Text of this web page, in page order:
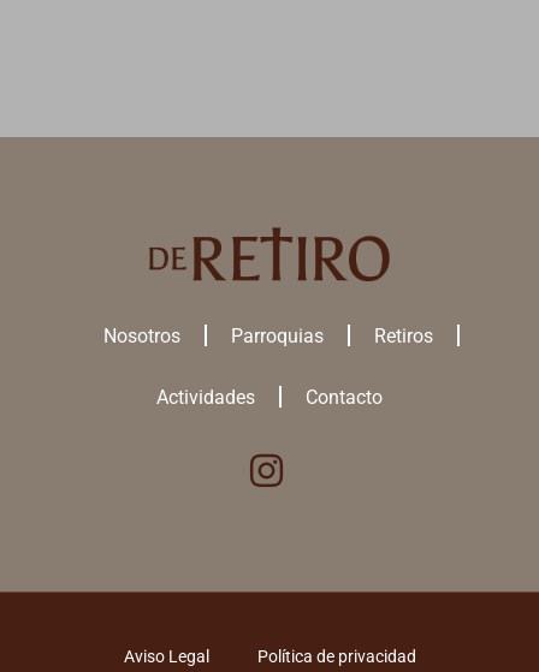
Nosotros Parroquias Retiros
Actividades Contacto
Aviso Legal Política de privacidad
RECHAZAR